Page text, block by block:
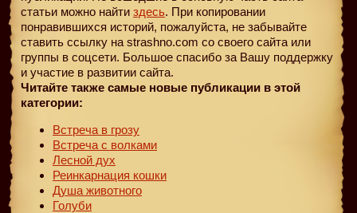
статьи можно найти здесь. При копировании
понравившихся историй, пожалуйста, не забывайте
ставить ссылку на strashno.com со своего сайта или
группы в соцсети. Большое спасибо за Вашу поддержку
и участие в развитии сайта.
Читайте также самые новые публикации в этой
категории:
Встреча в грозу
Встреча с волками
Лесной дух
Реинкарнация кошки
Душа животного
Голуби